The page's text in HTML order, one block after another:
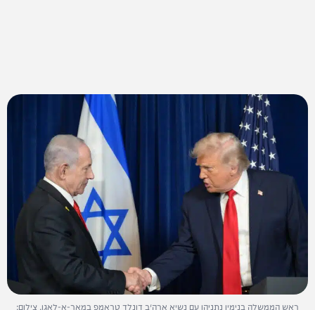
ראש הממשלה בנימין נתניהו עם נשיא ארה״ב דונלד טראמפ במאר-א-לאגו. צילום: